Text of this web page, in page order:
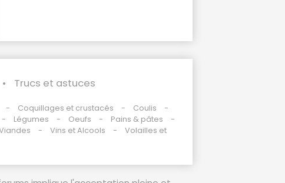
Trucs et astuces
Coquillages et crustacés
Coulis
Légumes Oeufs
Pains & pâtes
Vins et Alcools
Volailles et